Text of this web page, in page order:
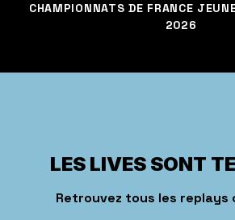
CHAMPIONNATS DE FRANCE
2026
LES LIVES SONT
Retrouvez tous les replays